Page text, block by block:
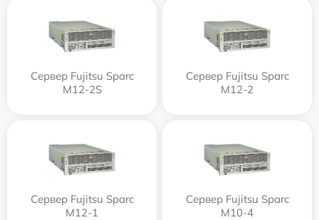
Сервер Fujitsu Sparc
M12-2S
Сервер Fujitsu Sparc
M12-2
Сервер Fujitsu Sparc
M12-1
Сервер Fujitsu Sparc
M10-4